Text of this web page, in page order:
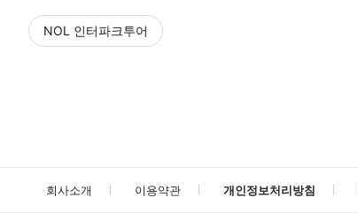
NOL 인터파크투어
회사소개 이용약관 개인정보처리방침